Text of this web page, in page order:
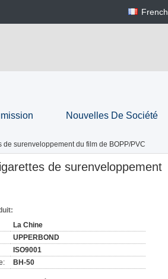
French
Nouvelles De Société
surenveloppement du film de BOPP/PVC
de surenveloppement
La Chine
UPPERBOND
ISO9001
BH-50